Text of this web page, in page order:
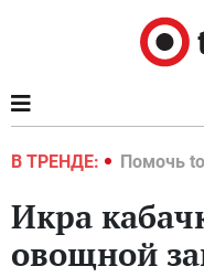
В ТРЕНДЕ:
2022 Помочь
Икра
овощной